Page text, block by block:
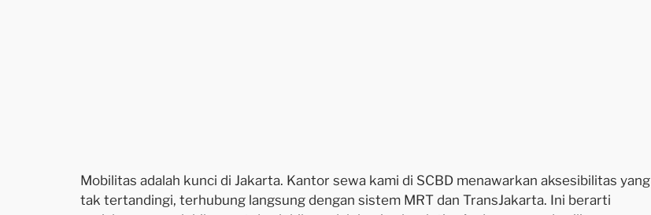
Mobilitas adalah kunci di Jakarta. Kantor sewa kami di SCBD menawarkan aksesibilitas yang
tak tertandingi, terhubung langsung dengan sistem MRT dan TransJakarta. Ini berarti